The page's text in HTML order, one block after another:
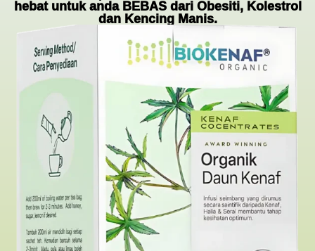
hebat untuk anda BEBAS dari Obesiti, Kolestrol
dan Kencing Manis.